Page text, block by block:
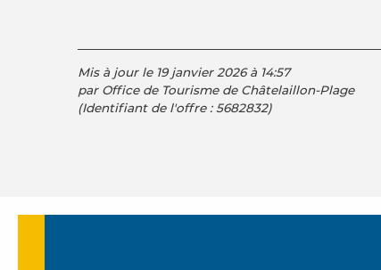
Mis à jour le 19 janvier 2026 à 14:57
par Office de Tourisme de Châtelaillon-Plage
(Identifiant de l'offre :5682832)